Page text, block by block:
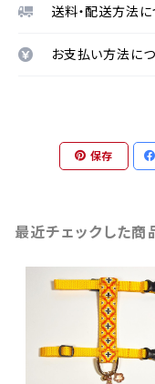
送料・配送方法に
お支払い方法に
保存
最近チェックした商